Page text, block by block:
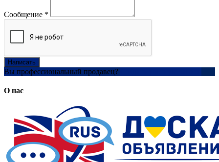
Сообщение *
Написать
Вы профессиональный продавец?
О нас